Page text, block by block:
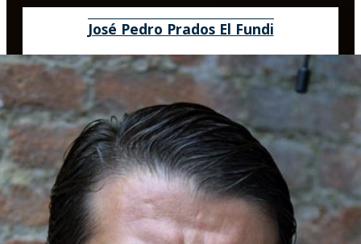
José Pedro Prados El Fundi